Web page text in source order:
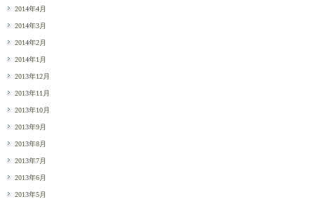
2014年4月
2014年3月
2014年2月
2014年1月
2013年12月
2013年11月
2013年10月
2013年9月
2013年8月
2013年7月
2013年6月
2013年5月